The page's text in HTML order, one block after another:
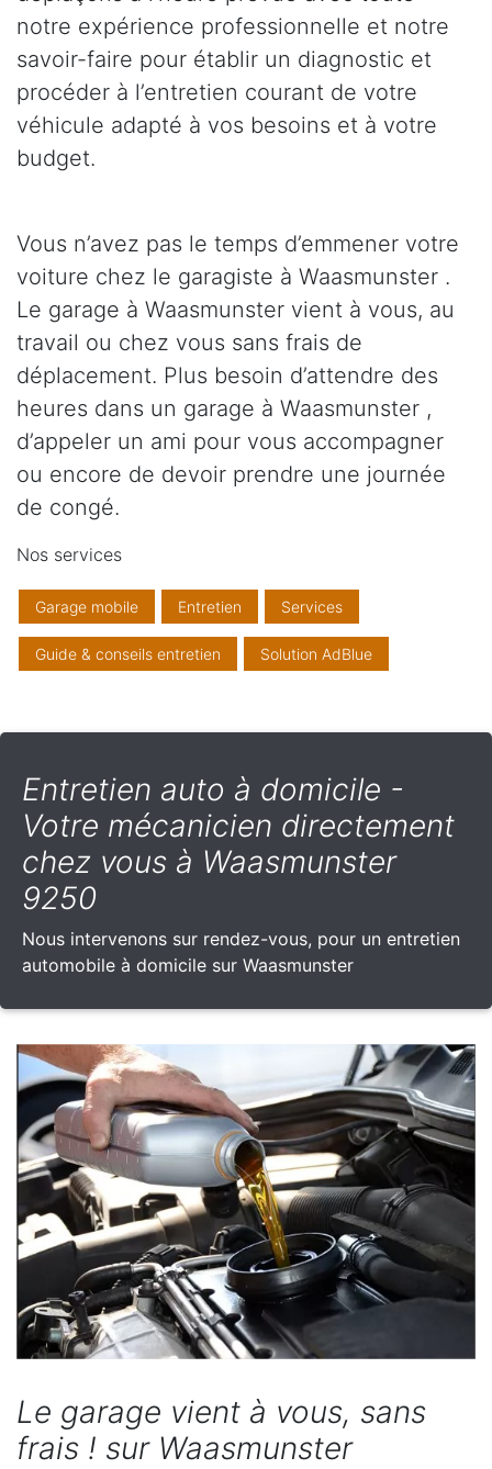
notre expérience professionnelle et notre
savoir-faire pour établir un diagnostic et
procéder à l’entretien courant de votre
véhicule adapté à vos besoins et à votre
budget.
Vous n’avez pas le temps d’emmener votre
voiture chez le garagiste à Waasmunster .
Le garage à Waasmunster vient à vous, au
travail ou chez vous sans frais de
déplacement. Plus besoin d’attendre des
heures dans un garage à Waasmunster ,
d’appeler un ami pour vous accompagner
ou encore de devoir prendre une journée
de congé.
Nos services
Garage mobile Entretien Services
Guide & conseils entretien Solution AdBlue
Entretien auto à domicile -
Votre mécanicien directement
chez vous à Waasmunster
9250
Nous intervenons sur rendez-vous, pour un entretien
automobile à domicile sur Waasmunster
Le garage vient à vous, sans
frais ! sur Waasmunster